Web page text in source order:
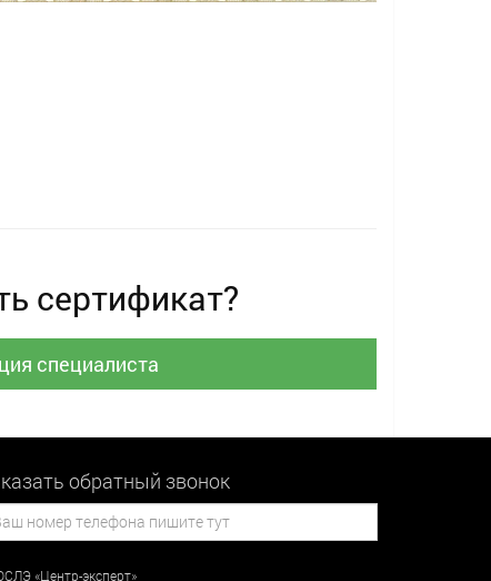
сертификат?
специалиста
обратный звонок
«Центр-эксперт»